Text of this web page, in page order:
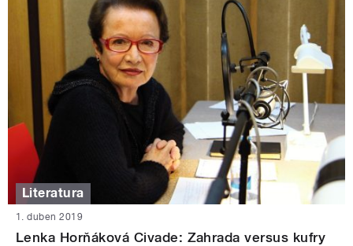
Literatura
1. duben 2019
Lenka Horňáková Civade: Zahrada versus kufry